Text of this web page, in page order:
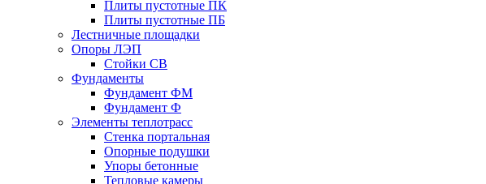
Плиты пустотные ПК
Плиты пустотные ПБ
Лестничные площадки
Опоры ЛЭП
Стойки СВ
Фундаменты
Фyндамент ФМ
Фyндамент Ф
Элементы теплотрасс
Стенка портальная
Опорные подушки
Упоры бетонные
Тепловые камеры